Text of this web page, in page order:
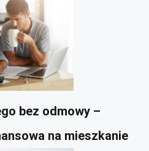
bez odmowy –
na mieszkanie